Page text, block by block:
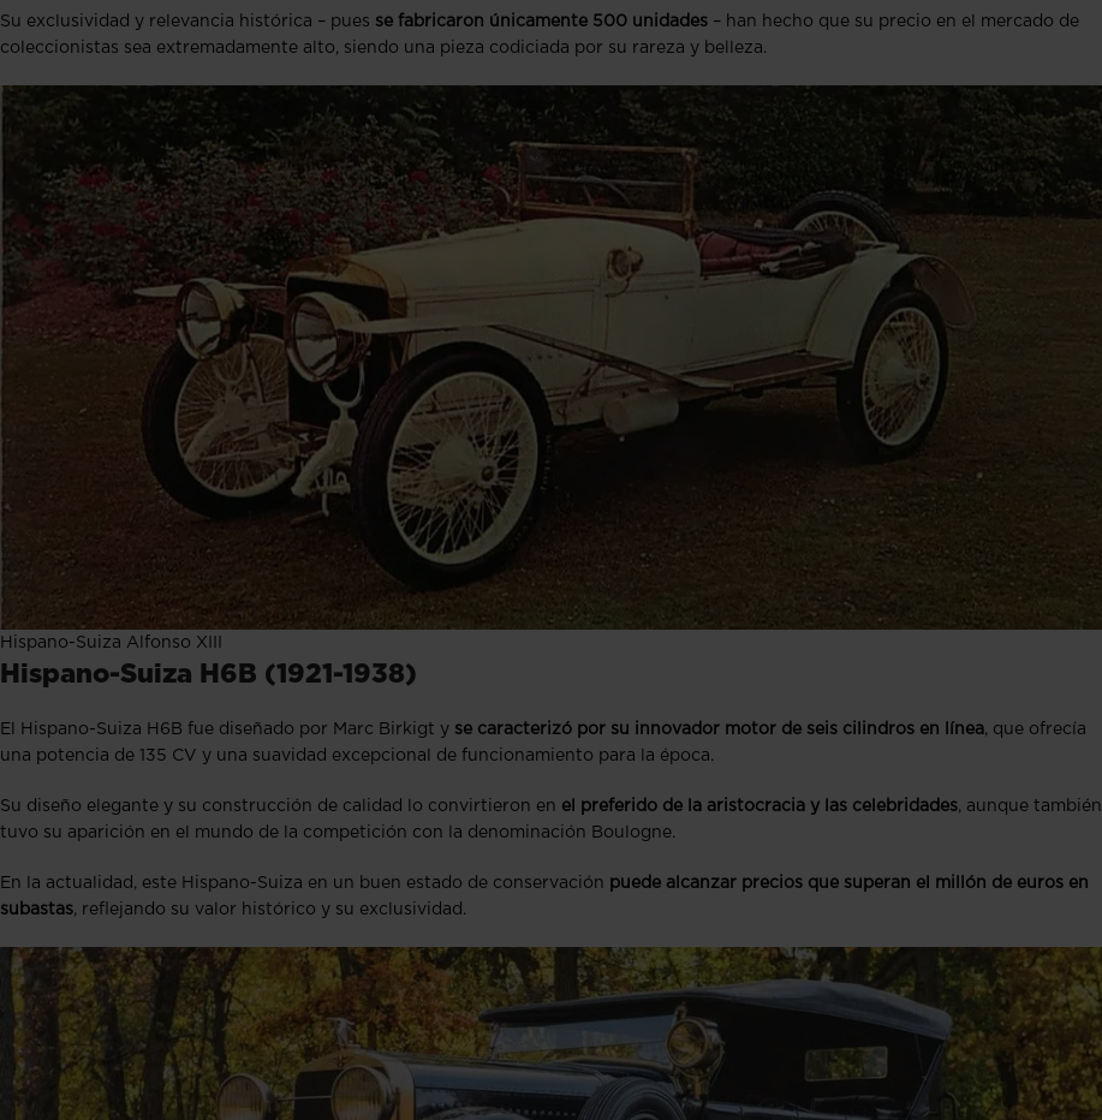
Su exclusividad y relevancia histórica – pues se fabricaron únicamente 500 unidades – han hecho que su precio en el mercado de
coleccionistas sea extremadamente alto, siendo una pieza codiciada por su rareza y belleza.
Hispano-Suiza Alfonso XIII
Hispano-Suiza H6B (1921-1938)
El Hispano-Suiza H6B fue diseñado por Marc Birkigt y se caracterizó por su innovador motor de seis cilindros en línea, que ofrecía
una potencia de 135 CV y una suavidad excepcional de funcionamiento para la época.
Su diseño elegante y su construcción de calidad lo convirtieron en el preferido de la aristocracia y las celebridades, aunque también
tuvo su aparición en el mundo de la competición con la denominación Boulogne.
En la actualidad, este Hispano-Suiza en un buen estado de conservación puede alcanzar precios que superan el millón de euros en
subastas, reflejando su valor histórico y su exclusividad.